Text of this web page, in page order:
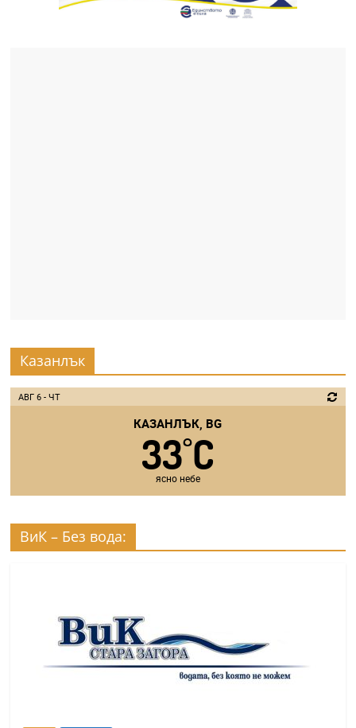
Казанлък
АВГ 6 - ЧТ
КАЗАНЛЪК, BG
33°C
ясно небе
ВиК – Без вода: